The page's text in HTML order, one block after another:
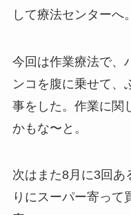
して療法センターへ
今回は作業療法で、
ンコを腹に乗せて、
事をした。作業に関
かもな〜と。
次はまた8月に3回あ
りにスーパー寄って